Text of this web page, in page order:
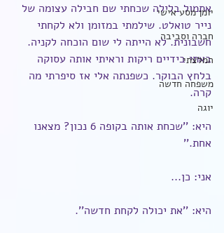
יומן מסע אישי
חברה וסביבה
המלצתי
משפחה חדשה
יוגה
אתמול בלילה שכחתי שם חבילה עצומה של
נייר טואלט. שילמתי במזומן ולא לקחתי
חשבונית. לא הייתה לי שום הוכחה לקניה.
באתי בידיים ריקות וראיתי אותה עסוקה
בלחץ הבוקר. כשפנתה אלי אז סיפרתי מה
קרה.
היא: ''שכחת אותה בקופה 6 נכון? מצאנו
אחת.''
אני: כן...
היא: ''את יכולה לקחת חדשה''.